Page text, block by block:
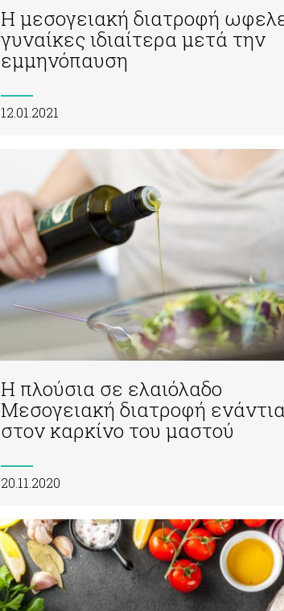
Η μεσογειακή διατροφή
γυναίκες ιδιαίτερα μετά την
εμμηνόπαυση
12.01.2021
Η πλούσια σε ελαιόλαδο
Μεσογειακή διατροφή
στον καρκίνο του μαστού
20.11.2020